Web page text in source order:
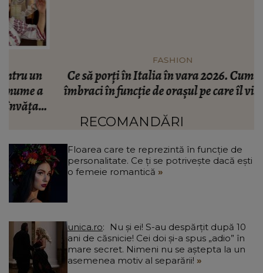
Ce să porți în Italia în vara 2026. Cum să te
îmbraci în funcție de orașul pe care îl vizitezi
RECOMANDĂRI
Floarea care te reprezintă în funcție de
personalitate. Ce ți se potrivește dacă ești
o femeie romantică
unica.ro
ani de căsnicie! Cei doi și-a spus „adio” în
mare secret. Nimeni nu se aștepta la un
asemenea motiv al separării!